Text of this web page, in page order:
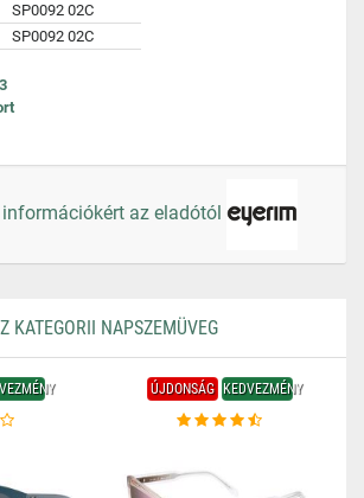
SP0092 02C
SP0092 02C
az eladótól
KATEGORII NAPSZEMÜVEG
ÚJDONSÁG KEDVEZMÉNY